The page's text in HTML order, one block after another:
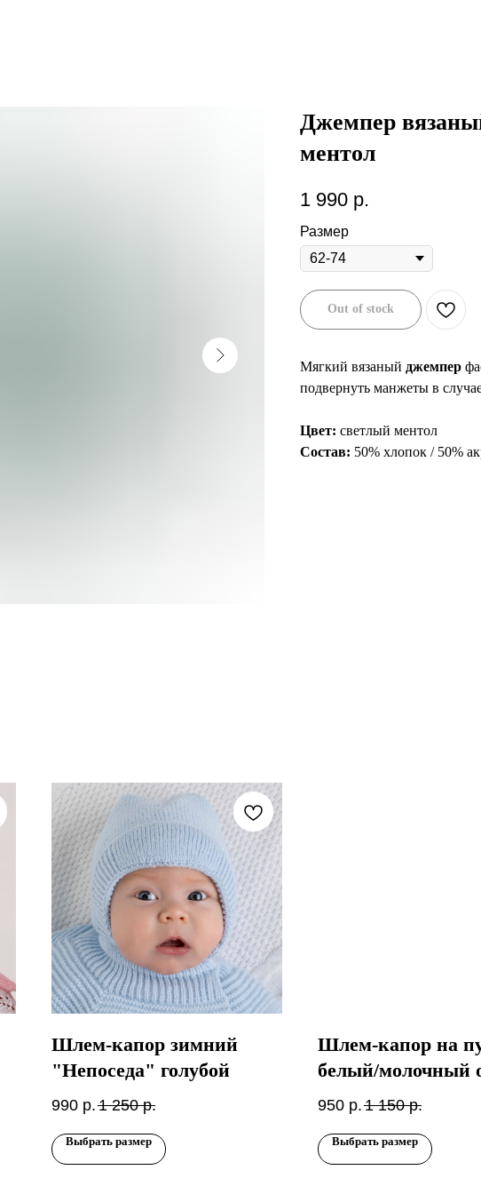
Джемпер
ментол
1 990 р.
Размер
Out of stock
Мягкий вязаный джемпер
подвернуть манжеты в
Цвет: светлый ментол
Состав: 50% хлопок / 50%
Шлем-капор зимний
"Непоседа" голубой
990 р. 1 250 р.
Выбрать размер
Шлем-капор на
белый/молочный
-10
950 р. 1 150 р.
Выбрать размер